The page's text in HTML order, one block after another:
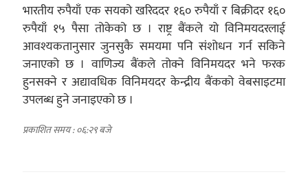
भारतीय रुपैयाँ एक सयको खरिददर १६० रुपैयाँ र बिक्रीदर १६०
रुपैयाँ १५ पैसा तोकेको छ । राष्ट्र बैंकले यो विनिमयदरलाई
आवश्यकतानुसार जुनसुकै समयमा पनि संशोधन गर्न सकिने
जनाएको छ । वाणिज्य बैंकले तोक्ने विनिमयदर भने फरक
हुनसक्ने र अद्यावधिक विनिमयदर केन्द्रीय बैंकको वेबसाइटमा
उपलब्ध हुने जनाइएको छ ।
प्रकाशित समय : ०६:२९ बजे